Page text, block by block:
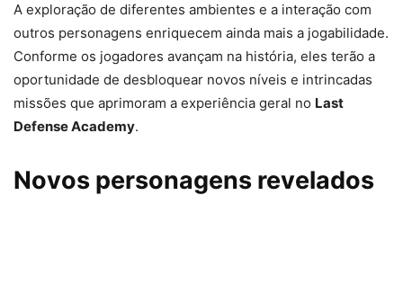
A exploração de diferentes ambientes e a interação com
outros personagens enriquecem ainda mais a jogabilidade.
Conforme os jogadores avançam na história, eles terão a
oportunidade de desbloquear novos níveis e intrincadas
missões que aprimoram a experiência geral no Last
Defense Academy.
Novos personagens revelados